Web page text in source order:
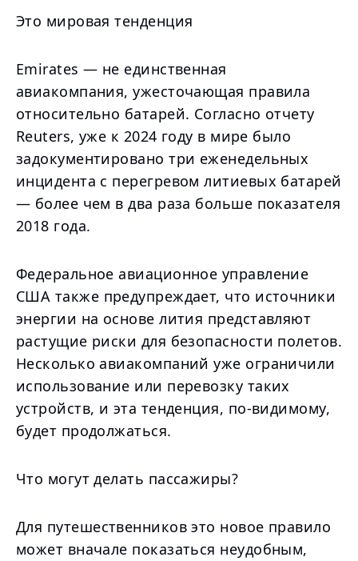
Это мировая тенденция
Emirates — не единственная
авиакомпания, ужесточающая правила
относительно батарей. Согласно отчету
Reuters, уже к 2024 году в мире было
задокументировано три еженедельных
инцидента с перегревом литиевых батарей
— более чем в два раза больше показателя
2018 года.
Федеральное авиационное управление
США также предупреждает, что источники
энергии на основе лития представляют
растущие риски для безопасности полетов.
Несколько авиакомпаний уже ограничили
использование или перевозку таких
устройств, и эта тенденция, по-видимому,
будет продолжаться.
Что могут делать пассажиры?
Для путешественников это новое правило
может вначале показаться неудобным,